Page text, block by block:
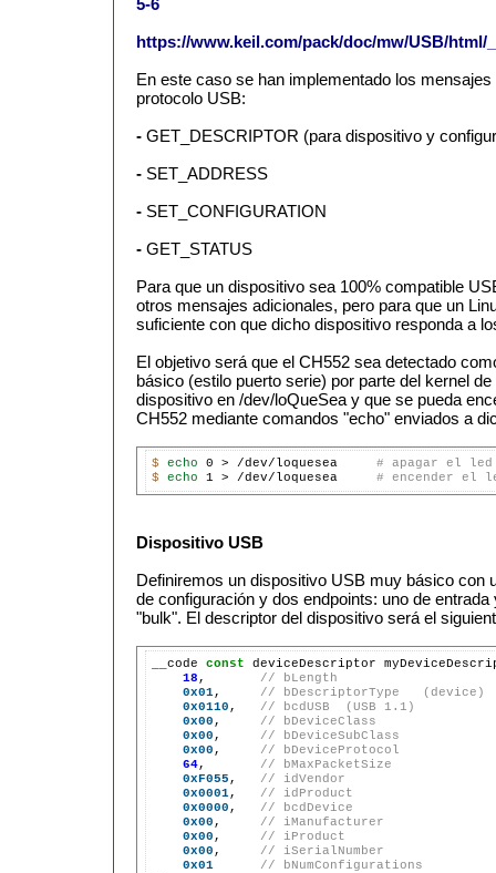
https://www.keil.com/pack/doc/mw/USB/html/
En este caso se han implementado los
protocolo USB:
- GET_DESCRIPTOR (para dispositivo y
- SET_ADDRESS
- SET_CONFIGURATION
- GET_STATUS
Para que un dispositivo sea 100% compatible
otros mensajes adicionales, pero para que un
suficiente con que dicho dispositivo responda a
El objetivo será que el CH552 sea detectado
básico (estilo puerto serie) por parte del kernel
dispositivo en /dev/loQueSea y que se pueda
CH552 mediante comandos "echo" enviados a
$ echo 0 > /dev/loquesea # apagar el led
$ echo 1 > /dev/loquesea # encender el
Dispositivo USB
Definiremos un dispositivo USB muy básico con
de configuración y dos endpoints: uno de
"bulk". El descriptor del dispositivo será el
__code const deviceDescriptor
18 ,
// bLength
0x01,
// bDescriptorType   (device)
0x0110 ,
// bcdUSB  (USB 1.1)
0x00 ,
// bDeviceClass
0x00 ,
// bDeviceSubClass
0x00 ,
// bDeviceProtocol
64,
// bMaxPacketSize
0xF055 ,
// idVendor
0x0001,
// idProduct
0x0000 ,
// bcdDevice
0x00 ,
// iManufacturer
0x00 ,
// iProduct
0x00 ,
// iSerialNumber
0x01
// bNumConfigurations